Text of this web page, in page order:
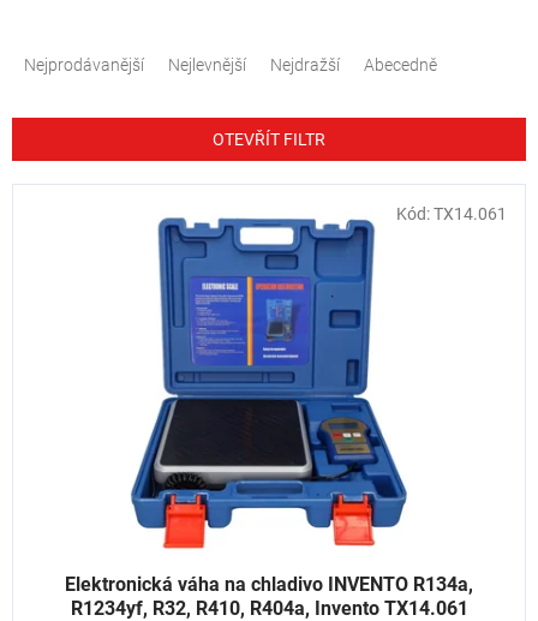
e
í
p
Nejprodávanější Nejlevnější Nejdražší Abecedně
OTEVŘÍT FILTR
Elektronická váha na chladivo INVENTO R134a,
R1234yf, R32, R410, R404a, Invento TX14.061
Kód:TX14.061